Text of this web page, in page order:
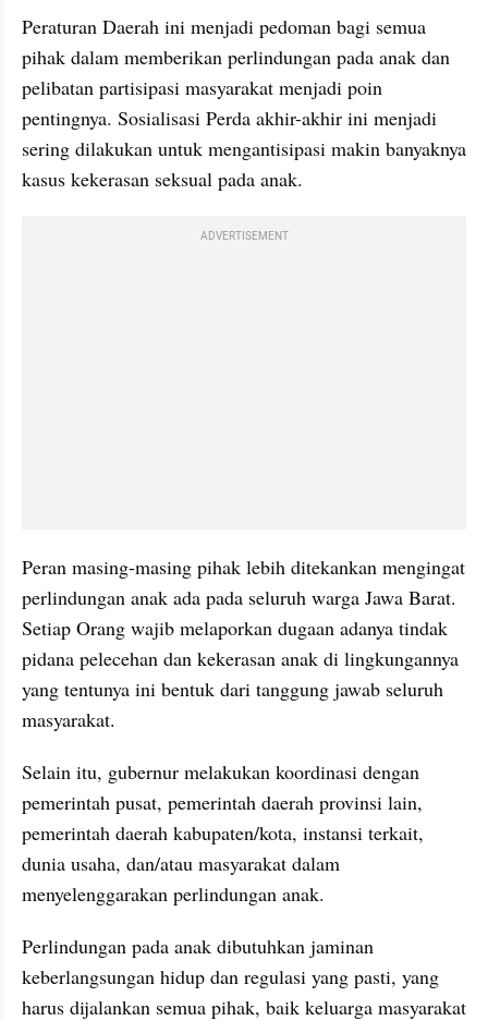
Peraturan Daerah ini menjadi pedoman bagi semua
pihak dalam memberikan perlindungan pada anak dan
pelibatan partisipasi masyarakat menjadi poin
pentingnya. Sosialisasi Perda akhir-akhir ini menjadi
sering dilakukan untuk mengantisipasi makin banyaknya
kasus kekerasan seksual pada anak.
ADVERTISEMENT
Peran masing-masing pihak lebih ditekankan mengingat
perlindungan anak ada pada seluruh warga Jawa Barat.
Setiap Orang wajib melaporkan dugaan adanya tindak
pidana pelecehan dan kekerasan anak di lingkungannya
yang tentunya ini bentuk dari tanggung jawab seluruh
masyarakat.
Selain itu, gubernur melakukan koordinasi dengan
pemerintah pusat, pemerintah daerah provinsi lain,
pemerintah daerah kabupaten/kota, instansi terkait,
dunia usaha, dan/atau masyarakat dalam
menyelenggarakan perlindungan anak.
Perlindungan pada anak dibutuhkan jaminan
keberlangsungan hidup dan regulasi yang pasti, yang
harus dijalankan semua pihak, baik keluarga masyarakat